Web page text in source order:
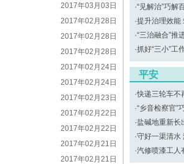
2017年03月03日
2017年02月28日
2017年02月28日
2017年02月28日
2017年02月24日
2017年02月24日
2017年02月23日
2017年02月22日
2017年02月22日
2017年02月21日
2017年02月21日
·“见解治”巧解
·提升治理效能
·“三治融合”推
·抓好“三小”工
平安
·快递三轮车不
·“乡音检察官”
·盐碱地重新长
·守好一渠清水
·汽修喷漆工人